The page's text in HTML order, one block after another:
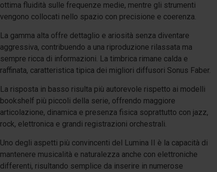
ottima fluidità sulle frequenze medie, mentre gli strumenti
vengono collocati nello spazio con precisione e coerenza.
La gamma alta offre dettaglio e ariosità senza diventare
aggressiva, contribuendo a una riproduzione rilassata ma
sempre ricca di informazioni. La timbrica rimane calda e
raffinata, caratteristica tipica dei migliori diffusori Sonus Faber.
La risposta in basso risulta più autorevole rispetto ai modelli
bookshelf più piccoli della serie, offrendo maggiore
articolazione, dinamica e presenza fisica soprattutto con jazz,
rock, elettronica e grandi registrazioni orchestrali.
Uno degli aspetti più convincenti del Lumina II è la capacità di
mantenere musicalità e naturalezza anche con elettroniche
differenti, risultando semplice da inserire in numerose